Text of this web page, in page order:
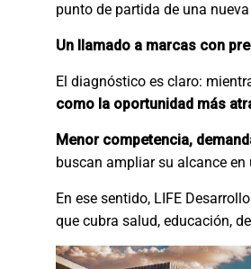
punto de partida de una
Un llamado a marcas con
El diagnóstico es claro:
como la oportunidad más
Menor competencia,
buscan ampliar su alcance
En ese sentido, LIFE
que cubra salud, educación,